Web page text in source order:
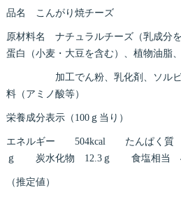
品名 こんがり焼チーズ
原材料名 ナチュラルチーズ（乳成分
蛋白（小麦・大豆を含む）、植物油脂
加工でん粉、乳化剤、ソルビッ
料（アミノ酸等）
栄養成分表示（100ｇ当り）
エネルギー 504kcal たんぱく
ｇ 炭水化物 12.3ｇ 食塩相当
（推定値）